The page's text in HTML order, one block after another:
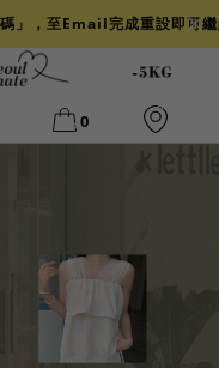
」，至Email完成重設即可
0
舒芙蕾
牛仔
冰感